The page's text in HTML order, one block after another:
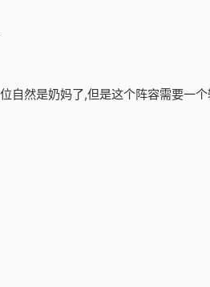
自然是奶妈了,但是这个阵容需要一